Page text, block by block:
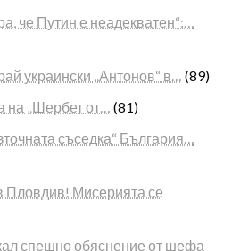
че Путин е неадекватен“:…
украински „Антонов“ в… (89)
на „Шербет от… (81)
съседка“ България…
Пловдив! Мисерията се
спешно обяснение от шефа